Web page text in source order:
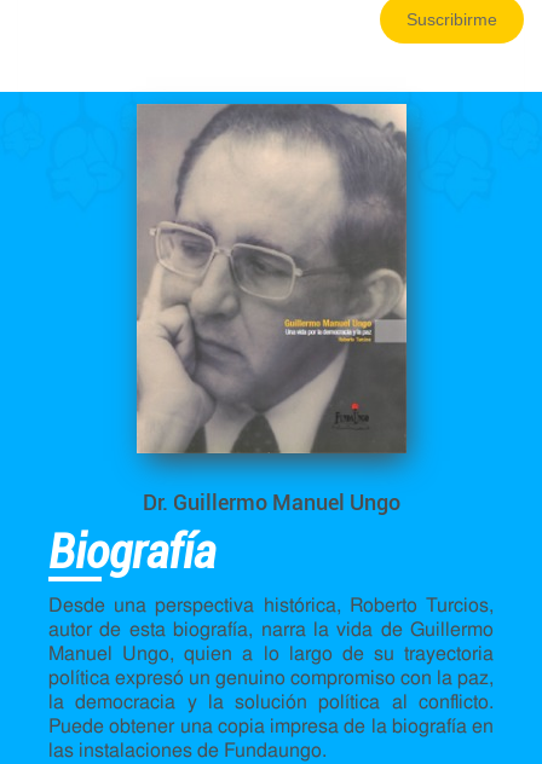
Suscribirme
Dr. Guillermo Manuel Ungo
Biografía
Desde una perspectiva histórica, Roberto Turcios,
autor de esta biografía, narra la vida de Guillermo
Manuel Ungo, quien a lo largo de su trayectoria
política expresó un genuino compromiso con la paz,
la democracia y la solución política al conflicto.
Puede obtener una copia impresa de la biografía en
las instalaciones de Fundaungo.